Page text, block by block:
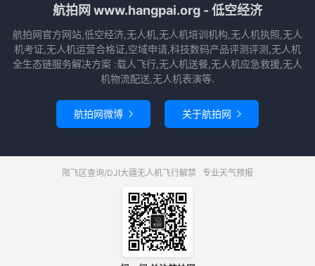
航拍网 www.hangpai.org - 低空经济
航拍网官方网站,低空经济,无人机,无人机培训机构,无人机执照,无人
机考证,无人机运营合格证,空域申请,科技数码产品评测评测,无人机
全生态链服务解决方案 :载人飞行,无人机送餐,无人机应急救援,无人
机物流配送,无人机表演等.
航拍网微博  关于航拍网 
限飞区查询/DJI大疆无人机飞行解禁 专业天气预报